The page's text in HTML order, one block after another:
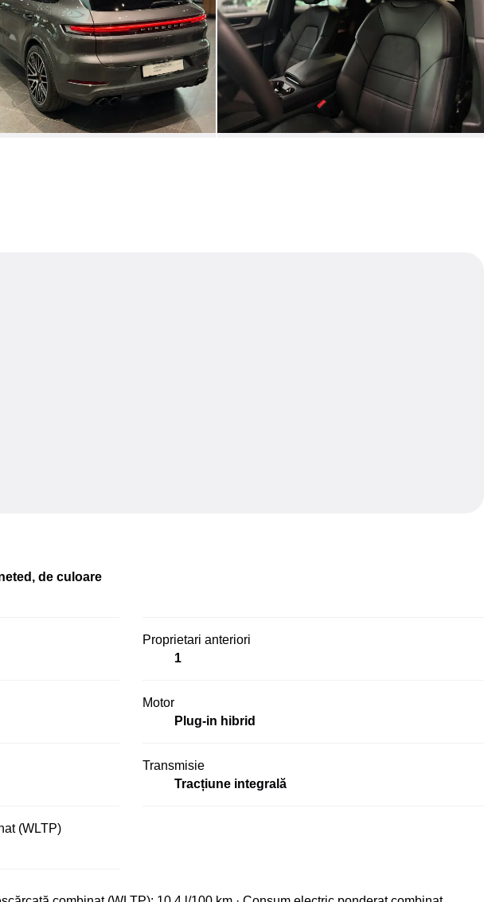
de culoare
Proprietari anteriori
1
Motor
Plug-in hibrid
Transmisie
Tracțiune integrală
(WLTP)